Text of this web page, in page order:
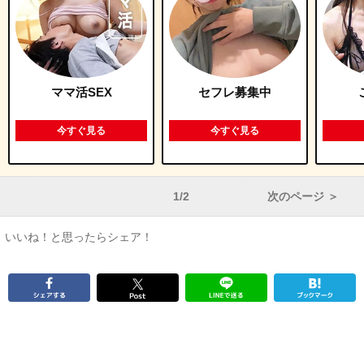
ママ活SEX
今すぐ見る
セフレ募集中
今すぐ見る
1/2 次のページ ＞
いいね！と思ったらシェア！